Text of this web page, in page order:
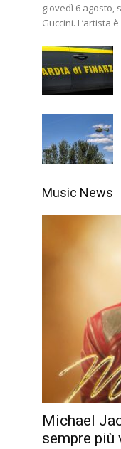
giovedì 6 agosto,
Guccini. L’artista
Music News
Michael
sempre più